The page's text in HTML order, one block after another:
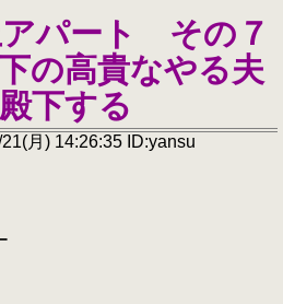
アパート その７
の高貴なやる夫
下する
月) 14:26:35 ID:yansu